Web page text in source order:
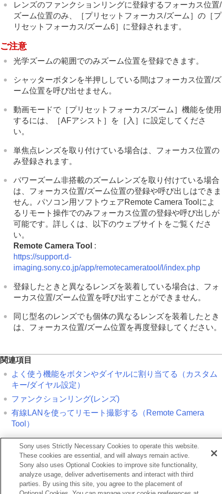
シャッターの設定
ズームする
フラッシュを使う
ノイズリダクション
動画の音声を記録する
動画を撮影しながら静止画を切り出す
外部RAWレコーダーにRAW動画を出力する
画像と音声をライブ配信する
カメラをカスタマイズする
再生する
カメラの設定を変更する
スマートフォンでできること
パソコンでできること
クラウドサービスを利用する
故障かな？と思ったら
レンズのファンクションリングに登録するフォーカス位置/
ズーム位置のみ、
［プリセットフォーカス/ズーム］の ［プ
リセットフォーカス/ズーム6］ に登録されます。
ご注意
光学ズームの範囲でのみズーム位置を登録できます。
シャッターボタンを半押ししている間はフォーカス位置/ズ
ーム位置を呼び出せません。
動画モードで ［プリセットフォーカス/ズーム］機能を使用
するには、
［AFアシスト］ を ［入］ に設定してくださ
い。
単焦点レンズを取り付けている場合は、フォーカス位置の
み登録されます。
パワーズーム非搭載のズームレンズを取り付けている場合
は、フォーカス位置/ズーム位置の登録や呼び出しはできま
せん。パソコン用ソフトウェアRemote Camera Toolによ
るリモート操作でのみフォーカス位置の登録や呼び出しが
可能です。詳しくは、以下のウェブサイトをご覧くださ
い。
Remote Camera Tool :
https://support.d-
imaging.sony.co.jp/app/remotecameratool/l/index.php
登録したときと異なるレンズを装着している場合は、フォ
ーカス位置/ズーム位置を呼び出すことができません。
同じ型名のレンズでも個体の異なるレンズを装着したとき
は、フォーカス位置/ズーム位置を再度登録してください。
関連項目
よく使う機能をボタンやダイヤルに割り当てる（ カスタム
キー/ダイヤル設定）
ファンクションリング(レンズ)
有線LANを使ってリモート撮影する（Remote Camera
Tool）
時の絞り駆動
次へ
ピント拡大中の
Sony uses Strictly Necessary Cookies to operate this website.
These cookies are essential, and will always remain active.
Sony also uses Optional Cookies to improve site functionality,
analyze usage, deliver advertisements and interact with third
parties. By using this site, you agree to the placement of